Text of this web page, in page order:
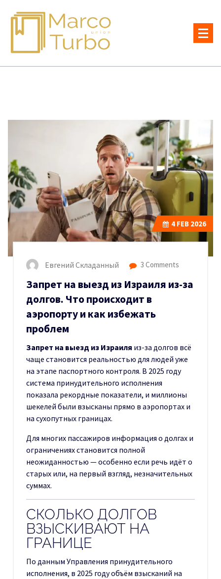
4 FEB 2026
Евгений Складанный 3 Comments
Запрет на выезд из Израиля из-за
долгов. Что происходит в
аэропорту и как избежать
проблем
Запрет на выезд из Израиля из-за долгов всё
чаще становится реальностью для людей уже
на этапе паспортного контроля. В 2025 году
система принудительного исполнения
показала рекордные показатели, и миллионы
шекелей были взысканы прямо в аэропортах и
на сухопутных границах.
Для многих пассажиров информация о долгах и
ограничениях становится полной
неожиданностью — особенно если речь идёт о
старых или, на первый взгляд, незначительных
суммах.
СКОЛЬКО ДОЛГОВ
ВЗЫСКИВАЮТ НА
ГРАНИЦЕ
По данным Управления принудительного
исполнения, в 2025 году объём взысканий на